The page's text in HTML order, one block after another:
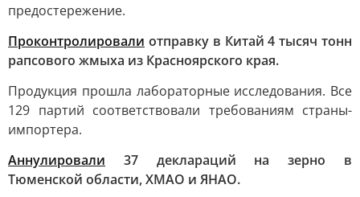
предостережение.
Проконтролировали отправку в Китай 4 тысяч тонн
рапсового жмыха из Красноярского края.
Продукция прошла лабораторные исследования. Все
129 партий соответствовали требованиям страны-
импортера.
Аннулировали 37 деклараций на зерно в
Тюменской области, ХМАО и ЯНАО.